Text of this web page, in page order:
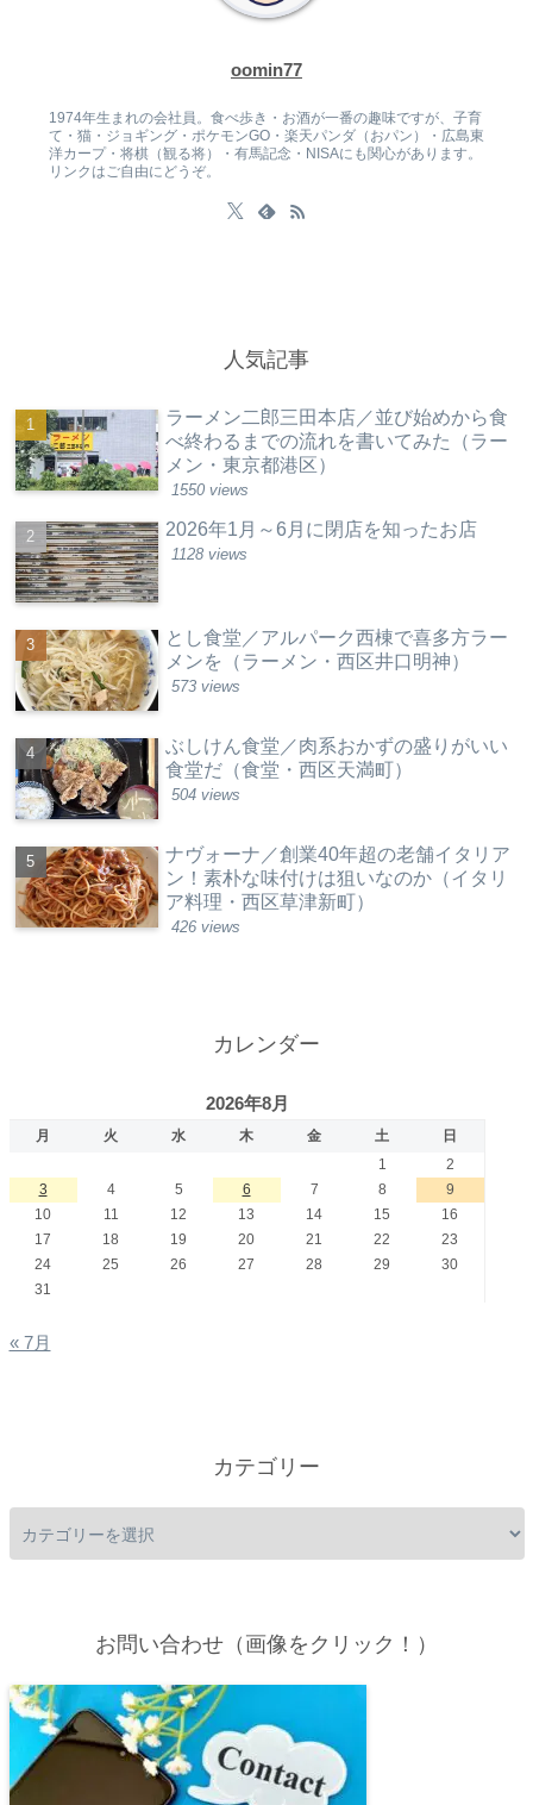
oomin77
1974年生まれの会社員。食べ歩き・お酒が一番の趣味ですが、子育
て・猫・ジョギング・ポケモンGO・楽天パンダ（おパン）・広島東
洋カープ・将棋（観る将）・有馬記念・NISAにも関心があります。
リンクはご自由にどうぞ。
人気記事
ラーメン二郎三田本店／並び始めから食
べ終わるまでの流れを書いてみた（ラー
メン・東京都港区）
1550 views
2026年1月～6月に閉店を知ったお店
1128 views
とし食堂／アルパーク西棟で喜多方ラー
メンを（ラーメン・西区井口明神）
573 views
ぶしけん食堂／肉系おかずの盛りがいい
食堂だ（食堂・西区天満町）
504 views
ナヴォーナ／創業40年超の老舗イタリア
ン！素朴な味付けは狙いなのか（イタリ
ア料理・西区草津新町）
426 views
カレンダー
2026年8月
月 火 水 木 金 土
日
1
2
3
4 5 6 7 8
9
10
11 12 13 14 15
16
17
18 19 20 21 22
23
24
25 26 27 28 29
30
31
« 7月
カテゴリー
お問い合わせ（画像をクリック！）